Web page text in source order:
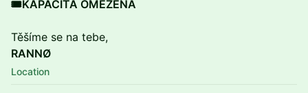
🎟️KAPACITA OMEZENÁ
Těšíme se na tebe,
RANNØ
Location